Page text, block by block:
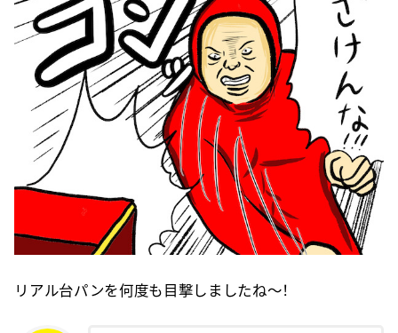
リアル台パンを何度も目撃しましたね〜！